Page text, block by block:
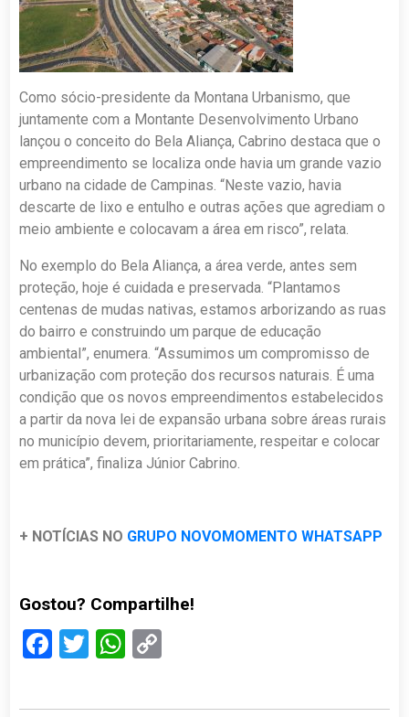
Como sócio-presidente da Montana Urbanismo, que
juntamente com a Montante Desenvolvimento Urbano
lançou o conceito do Bela Aliança, Cabrino destaca que o
empreendimento se localiza onde havia um grande vazio
urbano na cidade de Campinas. “Neste vazio, havia
descarte de lixo e entulho e outras ações que agrediam o
meio ambiente e colocavam a área em risco”, relata.
No exemplo do Bela Aliança, a área verde, antes sem
proteção, hoje é cuidada e preservada. “Plantamos
centenas de mudas nativas, estamos arborizando as ruas
do bairro e construindo um parque de educação
ambiental”, enumera. “Assumimos um compromisso de
urbanização com proteção dos recursos naturais. É uma
condição que os novos empreendimentos estabelecidos
a partir da nova lei de expansão urbana sobre áreas rurais
no município devem, prioritariamente, respeitar e colocar
em prática”, finaliza Júnior Cabrino.
+ NOTÍCIAS NO GRUPO NOVOMOMENTO WHATSAPP
Gostou? Compartilhe!
Facebook
TwitterWhatsApp